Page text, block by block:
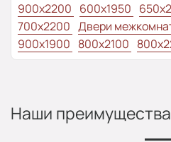
900x2200 600x1950
700x2200 Двери
900x1900 800x2100
Наши преимущества